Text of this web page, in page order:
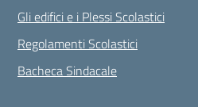
Gli edifici e i Plessi Scolastici
Regolamenti Scolastici
Bacheca Sindacale